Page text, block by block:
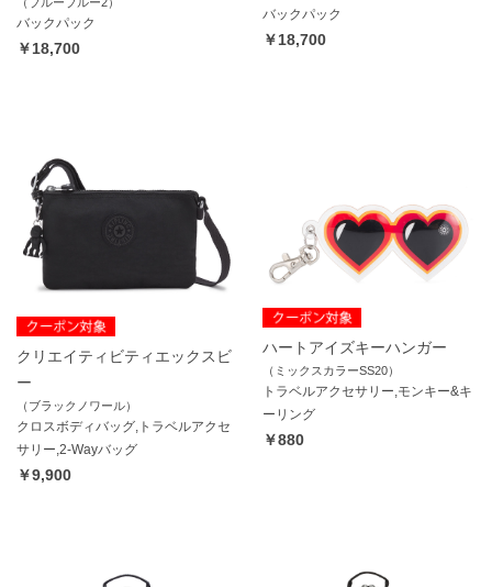
バックパック
￥18,700
バックパック
￥18,700
クリエイティビティエックスビ
ー
（ブラックノワール）
クロスボディバッグ,トラベルアクセ
サリー,2-Wayバッグ
￥9,900
ハートアイズキーハンガー
（ミックスカラーSS20）
トラベルアクセサリー,モンキー&キ
ーリング
￥880